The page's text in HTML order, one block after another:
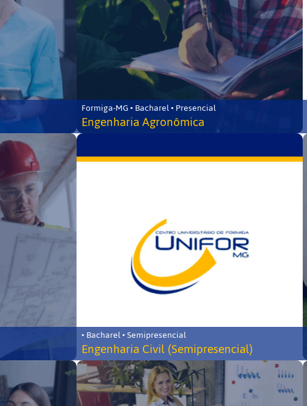
Formiga-MG • Bacharel • Presencial
Engenharia Agronômica
• Bacharel • Semipresencial
Engenharia Civil (Semipresencial)